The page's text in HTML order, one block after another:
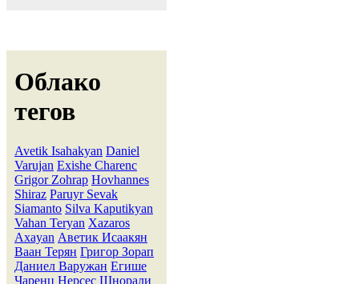
Облако
тегов
Avetik Isahakyan Daniel
Varujan Exishe Charenc
Grigor Zohrap Hovhannes
Shiraz Paruyr Sevak
Siamanto Silva Kaputikyan
Vahan Teryan Xazaros
Axayan Аветик Исаакян
Ваан Терян Григор Зорап
Даниел Варужан Егише
Чаренц Нерсес Шнорали